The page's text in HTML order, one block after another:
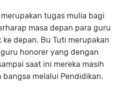
tugas mulia bagi
masa depan para guru
depan. Bu Tuti merupakan
honorer yang dengan
saat ini mereka masih
melalui Pendidikan.